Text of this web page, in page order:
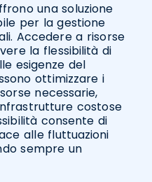
una soluzione
per la gestione
Accedere a risorse
la flessibilità di
esigenze del
ottimizzare i
necessarie,
costose
consente di
alle fluttuazioni
sempre un